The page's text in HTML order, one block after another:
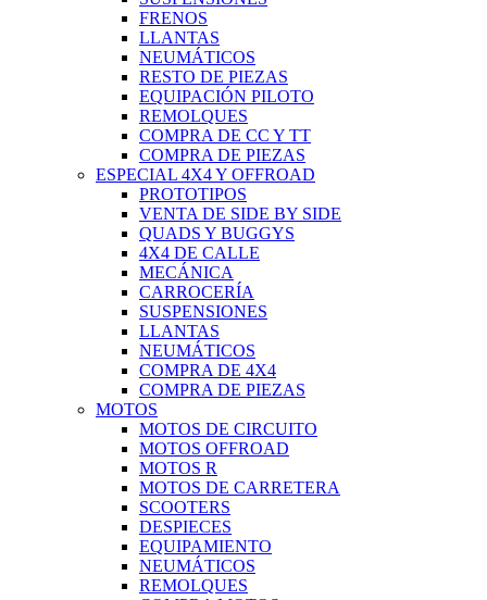
FRENOS
LLANTAS
NEUMÁTICOS
RESTO DE PIEZAS
EQUIPACIÓN PILOTO
REMOLQUES
COMPRA DE CC Y TT
COMPRA DE PIEZAS
ESPECIAL 4X4 Y OFFROAD
PROTOTIPOS
VENTA DE SIDE BY SIDE
QUADS Y BUGGYS
4X4 DE CALLE
MECÁNICA
CARROCERÍA
SUSPENSIONES
LLANTAS
NEUMÁTICOS
COMPRA DE 4X4
COMPRA DE PIEZAS
MOTOS
MOTOS DE CIRCUITO
MOTOS OFFROAD
MOTOS R
MOTOS DE CARRETERA
SCOOTERS
DESPIECES
EQUIPAMIENTO
NEUMÁTICOS
REMOLQUES